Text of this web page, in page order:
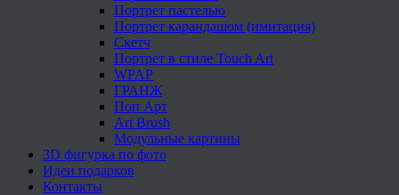
Портрет пастелью
Портрет карандашом (имитация)
Скетч
Портрет в стиле Touch Art
WPAP
ГРАНЖ
Поп Арт
Art Brush
Модульные картины
3D фигурка по фото
Идеи подарков
Контакты